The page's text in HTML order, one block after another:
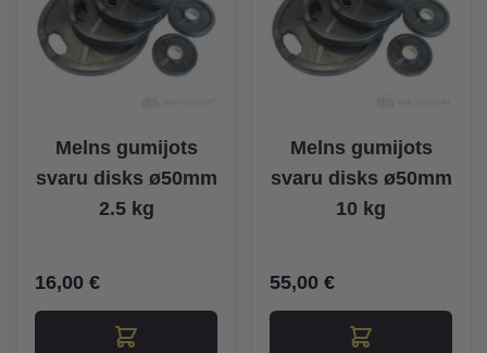
Melns gumijots
svaru disks ø50mm
2.5 kg
16,00 €
Melns gumijots
svaru disks ø50mm
10 kg
55,00 €